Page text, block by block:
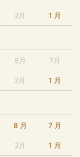
2月 1 月
8月 7月
2月 1 月
8 月 7 月
2月 1 月